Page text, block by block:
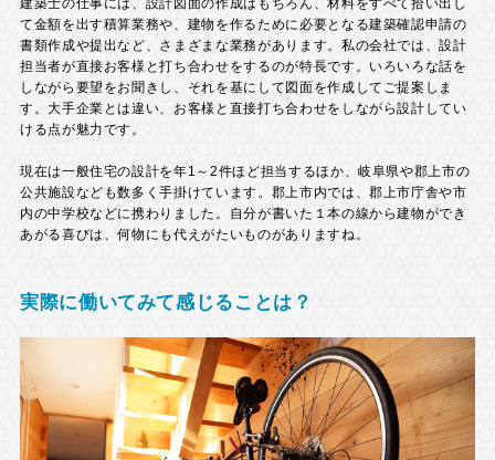
建築士の仕事には、設計図面の作成はもちろん、材料をすべて拾い出し
て金額を出す積算業務や、建物を作るために必要となる建築確認申請の
書類作成や提出など、さまざまな業務があります。私の会社では、設計
担当者が直接お客様と打ち合わせをするのが特長です。いろいろな話を
しながら要望をお聞きし、それを基にして図面を作成してご提案しま
す。大手企業とは違い、お客様と直接打ち合わせをしながら設計してい
ける点が魅力です。
現在は一般住宅の設計を年1～2件ほど担当するほか、岐阜県や郡上市の
公共施設なども数多く手掛けています。郡上市内では、郡上市庁舎や市
内の中学校などに携わりました。自分が書いた１本の線から建物ができ
あがる喜びは、何物にも代えがたいものがありますね。
実際に働いてみて感じることは？